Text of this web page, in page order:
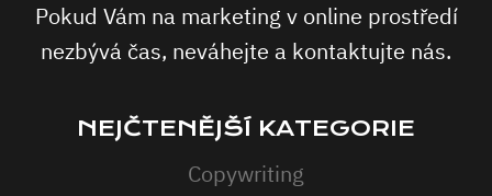
Pokud Vám na marketing v online prostředí
nezbývá čas, neváhejte a kontaktujte nás.
NEJČTENĚJŠÍ KATEGORIE
Copywriting